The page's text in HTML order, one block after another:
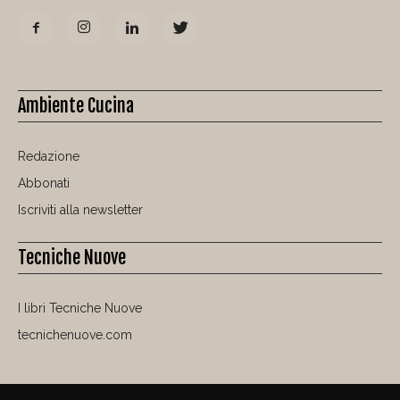
Ambiente Cucina
Redazione
Abbonati
Iscriviti alla newsletter
Tecniche Nuove
I libri Tecniche Nuove
tecnichenuove.com